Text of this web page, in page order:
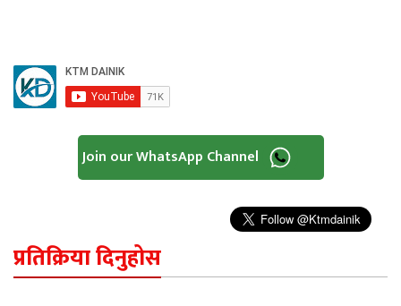
Join our WhatsApp Channel
प्रतिक्रिया दिनुहोस